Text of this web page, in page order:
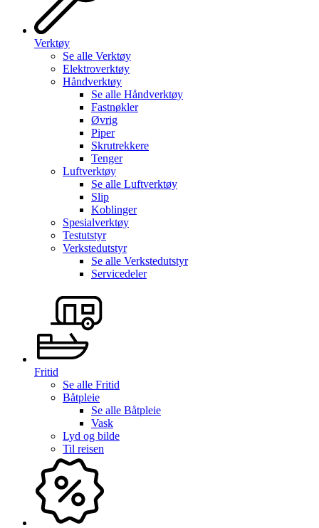
Verktøy
Se alle Verktøy
Elektroverktøy
Håndverktøy
Se alle Håndverktøy
Fastnøkler
Øvrig
Piper
Skrutrekkere
Tenger
Luftverktøy
Se alle Luftverktøy
Slip
Koblinger
Spesialverktøy
Testutstyr
Verkstedutstyr
Se alle Verkstedutstyr
Servicedeler
Fritid
Se alle Fritid
Båtpleie
Se alle Båtpleie
Vask
Lyd og bilde
Til reisen